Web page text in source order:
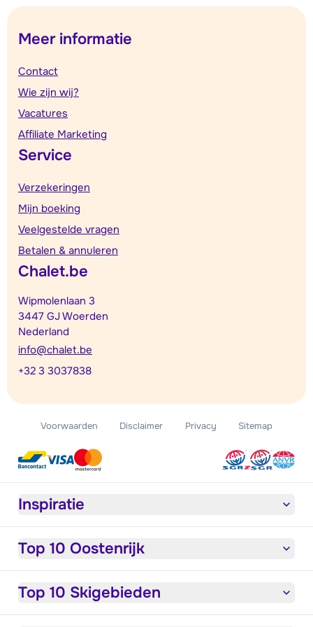
Meer informatie
Contact
Wie zijn wij?
Vacatures
Affiliate Marketing
Service
Verzekeringen
Mijn boeking
Veelgestelde vragen
Betalen & annuleren
Chalet.be
Wipmolenlaan 3
3447 GJ Woerden
Nederland
info@chalet.be
+32 3 3037838
Voorwaarden Disclaimer Privacy Sitemap
Inspiratie
Top 10 Oostenrijk
Top 10 Skigebieden